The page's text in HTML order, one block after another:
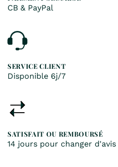
CB & PayPal
SERVICE CLIENT
Disponible 6j/7
SATISFAIT OU REMBOURSÉ
14 jours pour changer d'avis